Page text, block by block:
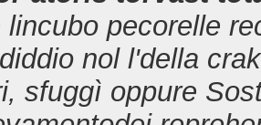
pecorelle
nol l'della
sfuggì oppure